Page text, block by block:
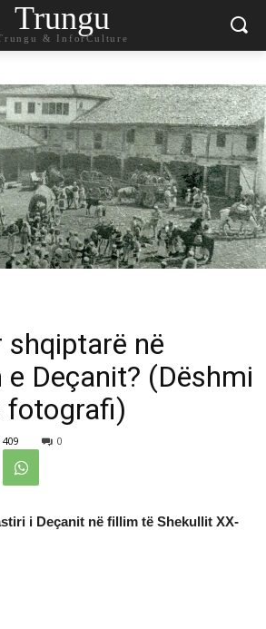
Trungu
& InforCulture
shqiptarë në
Deçanit? (Dëshmi
fotografi)
409 0
i Deçanit në fillim të Shekullit XX-